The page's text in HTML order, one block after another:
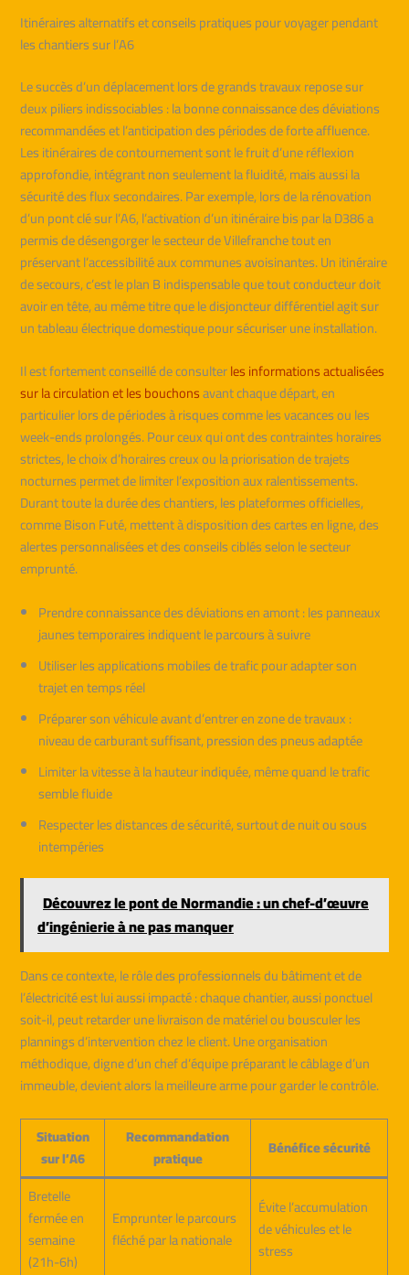
Itinéraires alternatifs et conseils pratiques pour voyager pendant
les chantiers sur l’A6
Le succès d’un déplacement lors de grands travaux repose sur
deux piliers indissociables : la bonne connaissance des déviations
recommandées et l’anticipation des périodes de forte affluence.
Les itinéraires de contournement sont le fruit d’une réflexion
approfondie, intégrant non seulement la fluidité, mais aussi la
sécurité des flux secondaires. Par exemple, lors de la rénovation
d’un pont clé sur l’A6, l’activation d’un itinéraire bis par la D386 a
permis de désengorger le secteur de Villefranche tout en
préservant l’accessibilité aux communes avoisinantes. Un itinéraire
de secours, c’est le plan B indispensable que tout conducteur doit
avoir en tête, au même titre que le disjoncteur différentiel agit sur
un tableau électrique domestique pour sécuriser une installation.
Il est fortement conseillé de consulterles informations actualisées
sur la circulation et les bouchonsavant chaque départ, en
particulier lors de périodes à risques comme les vacances ou les
week-ends prolongés. Pour ceux qui ont des contraintes horaires
strictes, le choix d’horaires creux ou la priorisation de trajets
nocturnes permet de limiter l’exposition aux ralentissements.
Durant toute la durée des chantiers, les plateformes officielles,
comme Bison Futé, mettent à disposition des cartes en ligne, des
alertes personnalisées et des conseils ciblés selon le secteur
emprunté.
Prendre connaissance des déviations en amont : les panneaux
jaunes temporaires indiquent le parcours à suivre
Utiliser les applications mobiles de trafic pour adapter son
trajet en temps réel
Préparer son véhicule avant d’entrer en zone de travaux :
niveau de carburant suffisant, pression des pneus adaptée
Limiter la vitesse à la hauteur indiquée, même quand le trafic
semble fluide
Respecter les distances de sécurité, surtout de nuit ou sous
intempéries
Découvrez le pont de Normandie : un chef-d’œuvre
d’ingénierie à ne pas manquer
Dans ce contexte, le rôle des professionnels du bâtiment et de
l’électricité est lui aussi impacté : chaque chantier, aussi ponctuel
soit-il, peut retarder une livraison de matériel ou bousculer les
plannings d’intervention chez le client. Une organisation
méthodique, digne d’un chef d’équipe préparant le câblage d’un
immeuble, devient alors la meilleure arme pour garder le contrôle.
Situation
sur l’A6
Recommandation
pratique
Bénéfice sécurité
Bretelle
fermée en
semaine
(21h-6h)
Emprunter le parcours
fléché par la nationale
Évite l’accumulation
de véhicules et le
stress